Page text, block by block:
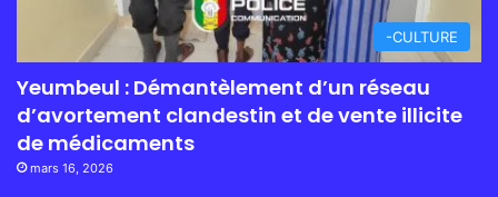
-CULTURE
Yeumbeul : Démantèlement d’un réseau
d’avortement clandestin et de vente illicite
de médicaments
mars 16, 2026